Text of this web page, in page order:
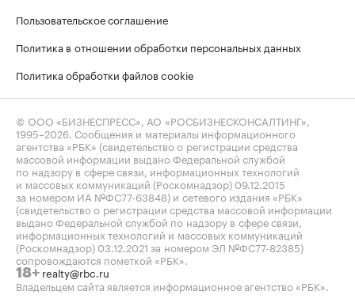
Пользовательское соглашение
Политика в отношении обработки персональных данных
Политика обработки файлов cookie
© ООО «БИЗНЕСПРЕСС», АО «РОСБИЗНЕСКОНСАЛТИНГ»,
1995–2026 . Сообщения и материалы информационного
агентства «РБК» (свидетельство о регистрации средства
массовой информации выдано Федеральной службой
по надзору в сфере связи, информационных технологий
и массовых коммуникаций (Роскомнадзор) 09.12.2015
за номером ИА №ФС77-63848) и сетевого издания «РБК»
(свидетельство о регистрации средства массовой информации
выдано Федеральной службой по надзору в сфере связи,
информационных технологий и массовых коммуникаций
(Роскомнадзор) 03.12.2021 за номером ЭЛ №ФС77-82385)
сопровождаются пометкой «РБК».
18+ realty@rbc.ru
Владельцем сайта является информационное агентство «РБК».